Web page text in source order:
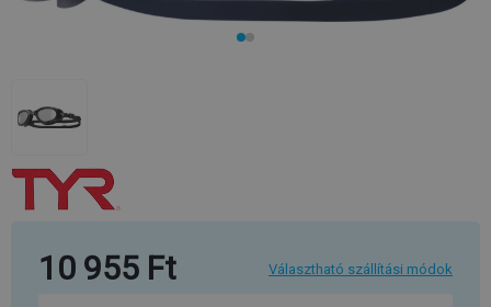
10 955 Ft Választható szállítási módok